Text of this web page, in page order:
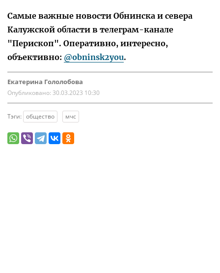
Самые важные новости Обнинска и севера
Калужской области в телеграм-канале
"Перископ". Оперативно, интересно,
объективно: @obninsk2you.
Екатерина Гололобова
Опубликовано: 30.03.2023 10:30
Тэги: общество мчс